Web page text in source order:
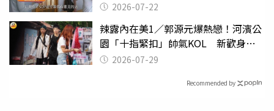
2026-07-22
辣露內在美1／郭源元爆熱戀！河濱公
園「十指緊扣」帥氣KOL 新歡身份
曝光2026-07-29
Recommended by